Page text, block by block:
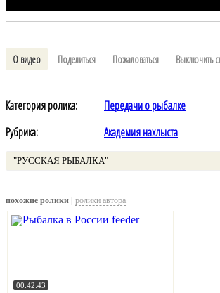
О видео Поделиться Пожаловаться Выключить
Категория ролика:
Передачи о рыбалке
Рубрика:
Академия нахлыста
"РУССКАЯ РЫБАЛКА"
похожие ролики | ролики автора
00:42:43